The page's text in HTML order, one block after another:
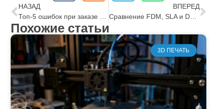
НАЗАД
ВПЕРЕД
Сравнение FDM, SLA и DLP для печати миниатюр и украшений
Похожие статьи
3D ПЕЧАТЬ